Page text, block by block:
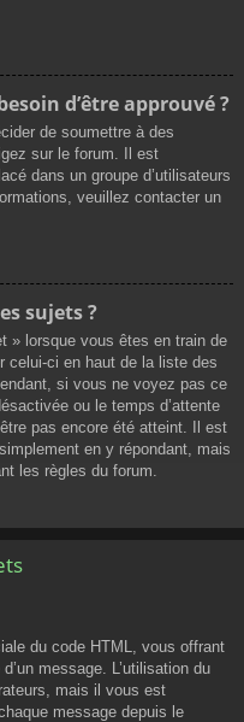
d’être approuvé ?
de soumettre à des
sur le forum. Il est
dans un groupe d’utilisateurs
veuillez contacter un
sujets ?
» lorsque vous êtes en train de
celui-ci en haut de la liste des
si vous ne voyez pas ce
ou le temps d’attente
pas encore été atteint. Il est
en y répondant, mais
les règles du forum.
du code HTML, vous offrant
message. L’utilisation du
mais il vous est
message depuis le